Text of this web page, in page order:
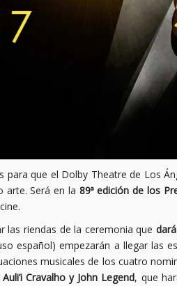
para que el Dolby Theatre de Los
arte. Será en la 89ª edición de los
las riendas de la ceremonia que
español) empezarán a llegar las
musicales de los cuatro
Auli’i Cravalho y John Legend, que